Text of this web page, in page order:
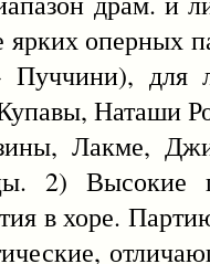
ярких оперных
Пуччини),
Наташи
Лакме,
2) Высокие
в хоре.